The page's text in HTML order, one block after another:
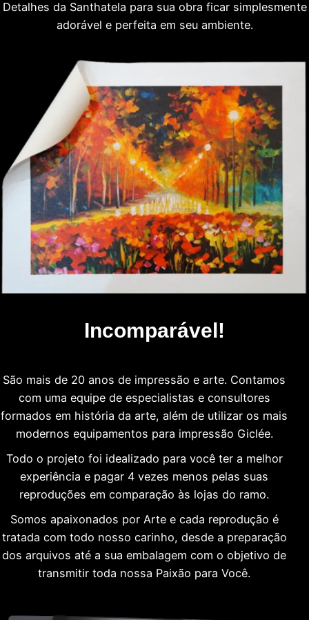
Detalhes da Santhatela para sua obra ficar simplesmente
adorável e perfeita em seu ambiente.
Incomparável!
São mais de 20 anos de impressão e arte. Contamos
com uma equipe de especialistas e consultores
formados em história da arte, além de utilizar os mais
modernos equipamentos para impressão Giclée.
Todo o projeto foi idealizado para você ter a melhor
experiência e pagar 4 vezes menos pelas suas
reproduções em comparação às lojas do ramo.
Somos apaixonados por Arte e cada reprodução é
tratada com todo nosso carinho, desde a preparação
dos arquivos até a sua embalagem com o objetivo de
transmitir toda nossa Paixão para Você.